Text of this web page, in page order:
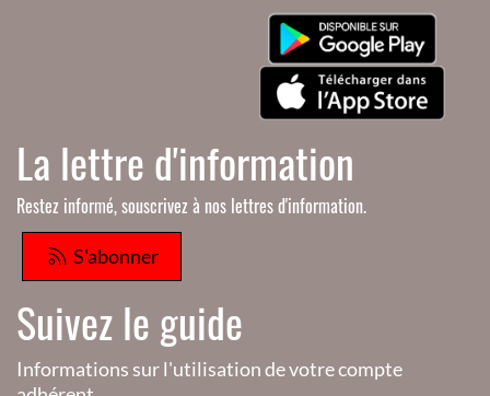
La lettre d'information
Restez informé, souscrivez à nos lettres d'information.
S'abonner
Suivez le guide
Informations sur l'utilisation de votre compte